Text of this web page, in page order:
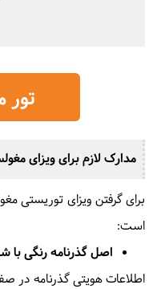
تور
مدارک لازم برای ویزای
برای گرفتن ویزای توریستی
است:
اصل گذرنامه رنگی
اطلاعات هویتی گذرنامه